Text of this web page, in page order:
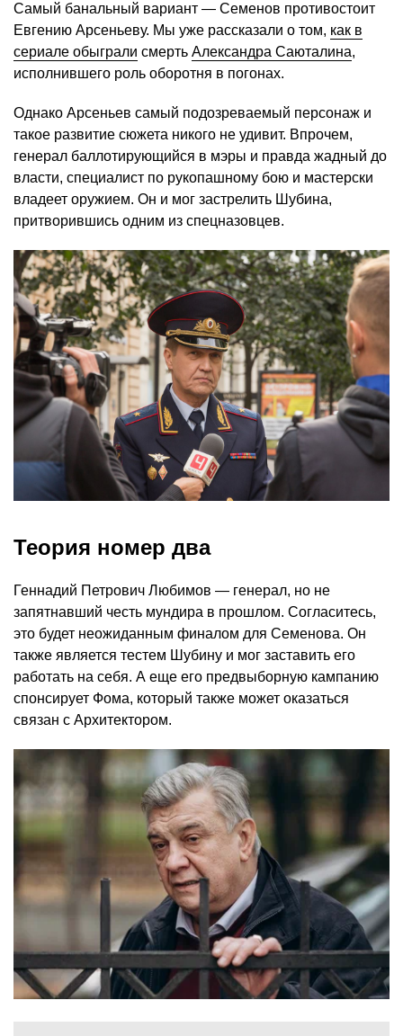
Самый банальный вариант — Семенов противостоит
Евгению Арсеньеву. Мы уже рассказали о том, как в
сериале обыграли смерть Александра Саюталина,
исполнившего роль оборотня в погонах.
Однако Арсеньев самый подозреваемый персонаж и
такое развитие сюжета никого не удивит. Впрочем,
генерал баллотирующийся в мэры и правда жадный до
власти, специалист по рукопашному бою и мастерски
владеет оружием. Он и мог застрелить Шубина,
притворившись одним из спецназовцев.
Теория номер два
Геннадий Петрович Любимов — генерал, но не
запятнавший честь мундира в прошлом. Согласитесь,
это будет неожиданным финалом для Семенова. Он
также является тестем Шубину и мог заставить его
работать на себя. А еще его предвыборную кампанию
спонсирует Фома, который также может оказаться
связан с Архитектором.